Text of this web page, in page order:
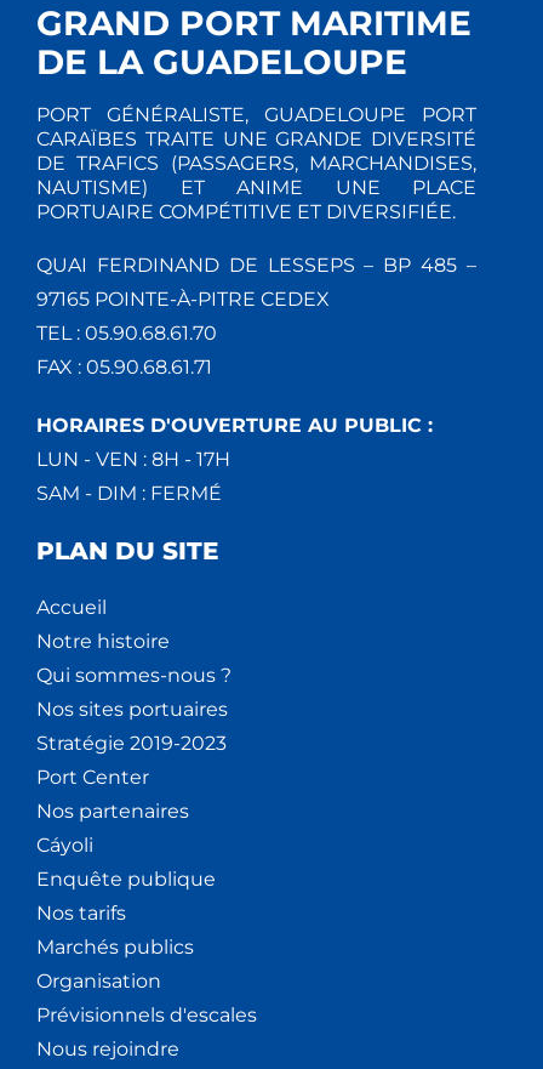
GRAND PORT MARITIME
DE LA GUADELOUPE
PORT GÉNÉRALISTE, GUADELOUPE PORT
CARAÏBES TRAITE UNE GRANDE DIVERSITÉ
DE TRAFICS (PASSAGERS, MARCHANDISES,
NAUTISME) ET ANIME UNE PLACE
PORTUAIRE COMPÉTITIVE ET DIVERSIFIÉE.
QUAI FERDINAND DE LESSEPS – BP 485 –
97165 POINTE-À-PITRE CEDEX
TEL : 05.90.68.61.70
FAX : 05.90.68.61.71
HORAIRES D'OUVERTURE AU PUBLIC :
LUN - VEN : 8H - 17H
SAM - DIM : FERMÉ
PLAN DU SITE
Accueil
Notre histoire
Qui sommes-nous ?
Nos sites portuaires
Stratégie 2019-2023
Port Center
Nos partenaires
Cáyoli
Enquête publique
Nos tarifs
Marchés publics
Organisation
Prévisionnels d'escales
Nous rejoindre